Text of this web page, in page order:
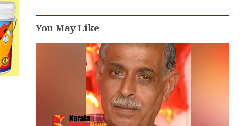
You May Like